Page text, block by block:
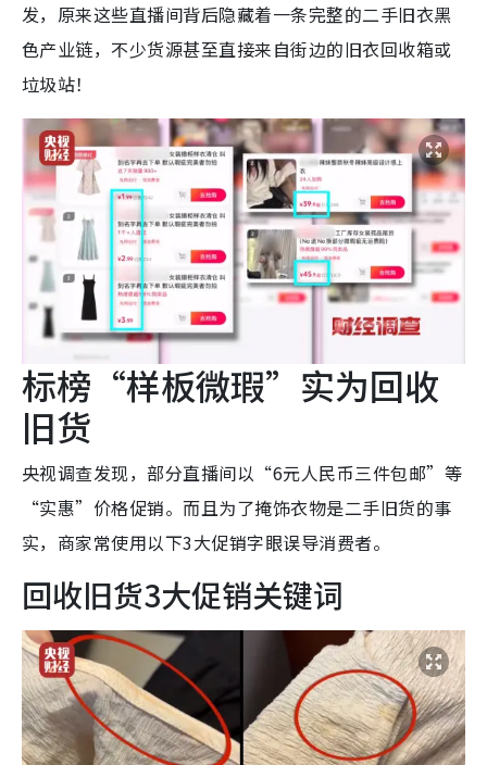
发，原来这些直播间背后隐藏着一条完整的二手旧衣黑
色产业链，不少货源甚至直接来自街边的旧衣回收箱或
垃圾站！
标榜“样板微瑕”实为回收
旧货
央视调查发现，部分直播间以“6元人民币三件包邮”等
“实惠”价格促销。而且为了掩饰衣物是二手旧货的事
实，商家常使用以下3大促销字眼误导消费者。
回收旧货3大促销关键词